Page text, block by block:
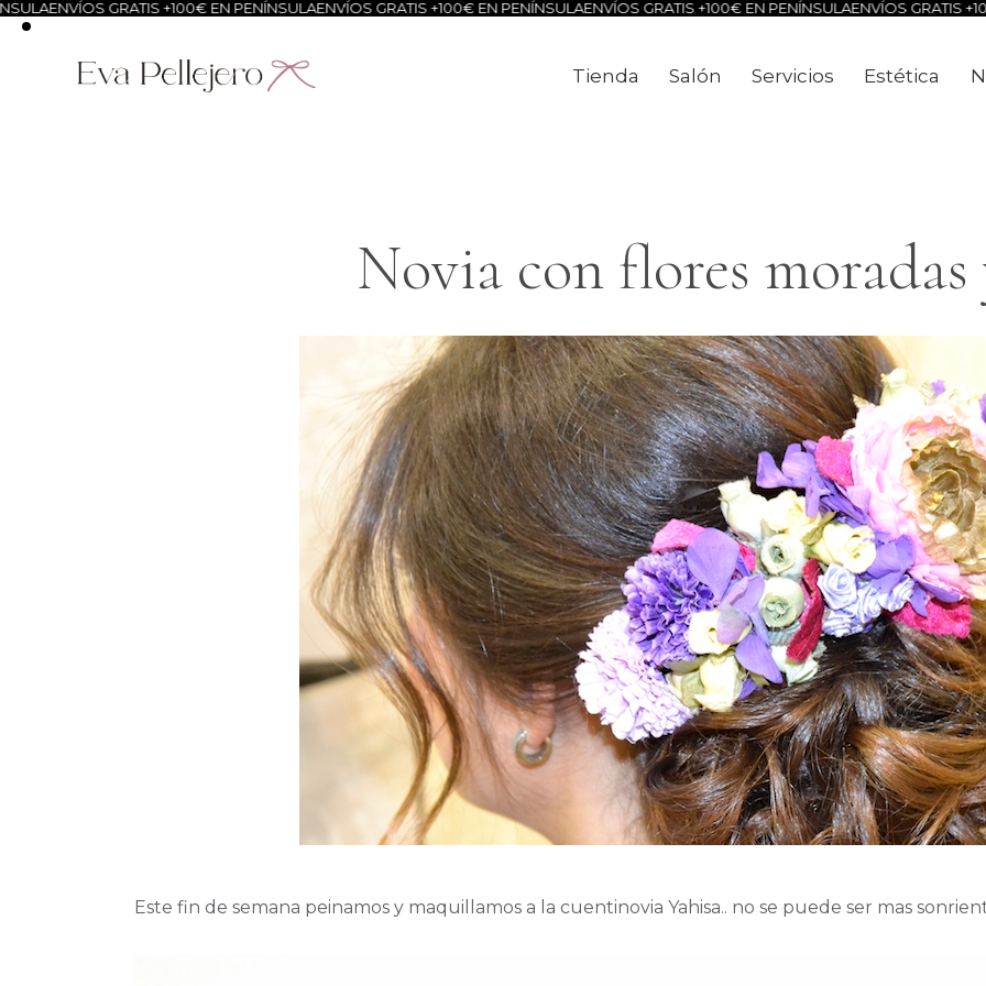
GRATIS +100€ EN PENÍNSULA ENVÍOS GRATIS +100€ EN PENÍNSULA ENVÍOS GRATIS +100€ EN PENÍNSULA ENVÍOS GRATIS +100€ EN
Tienda Salón Servicios Estética
Novia con flores
Este fin de semana peinamos y maquillamos a la cuentinovia Yahisa.. no se puede ser mas